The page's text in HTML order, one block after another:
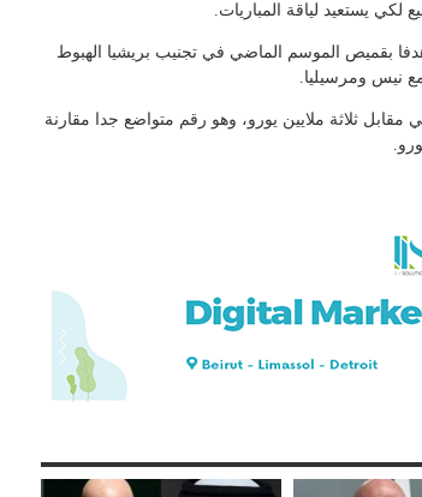
لكي يستعيد لياقة المباريات.
ابن الـ30 عاما وصاحب 36 مباراة دولية مع 14 هدفا بقميص الموسم الماضي في تجنيب بريشيا الهبوط
مع نيس ومرسيليا.
سبتمبر 2018 الى بيرلوسكوني مقابل ثلاثة ملايين يورو، وهو رقم متواضع جدا مقارنة